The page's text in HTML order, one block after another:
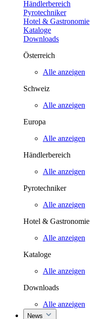
Händlerbereich
Pyrotechniker
Hotel & Gastronomie
Kataloge
Downloads
Österreich
Alle anzeigen
Schweiz
Alle anzeigen
Europa
Alle anzeigen
Händlerbereich
Alle anzeigen
Pyrotechniker
Alle anzeigen
Hotel & Gastronomie
Alle anzeigen
Kataloge
Alle anzeigen
Downloads
Alle anzeigen
News